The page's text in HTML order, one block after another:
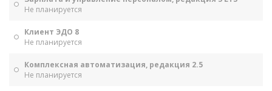
Не планируется
Клиент ЭДО 8
Не планируется
Комплексная автоматизация, редакция 2.5
Не планируется